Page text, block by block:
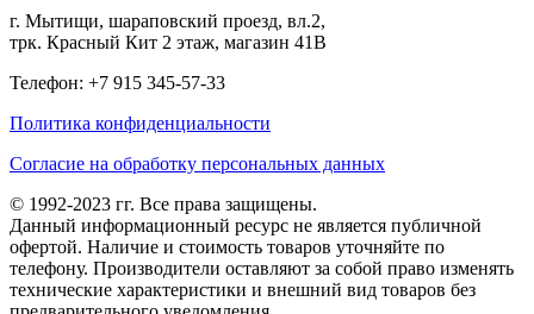
г. Мытищи, шараповский проезд, вл.2,
трк. Красный Кит 2 этаж, магазин 41В
Телефон: +7 915 345-57-33
Политика конфиденциальности
Согласие на обработку персональных данных
© 1992-2023 гг. Все права защищены.
Данный информационный ресурс не является публичной
офертой. Наличие и стоимость товаров уточняйте по
телефону. Производители оставляют за собой право изменять
технические характеристики и внешний вид товаров без